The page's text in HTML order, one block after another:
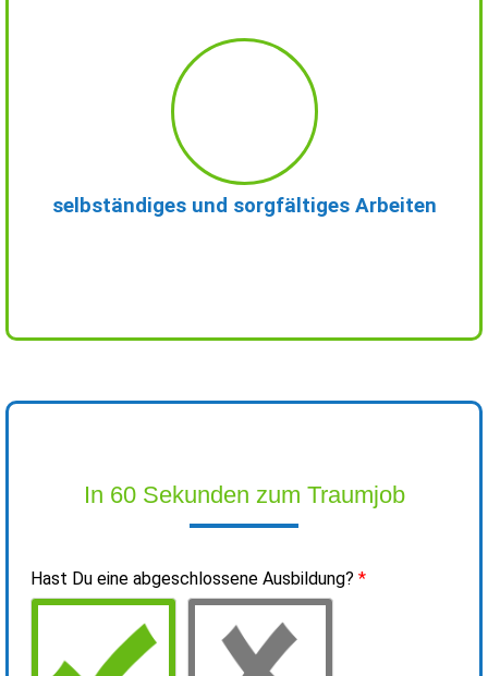
selbständiges und sorgfältiges Arbeiten
In 60 Sekunden zum Traumjob